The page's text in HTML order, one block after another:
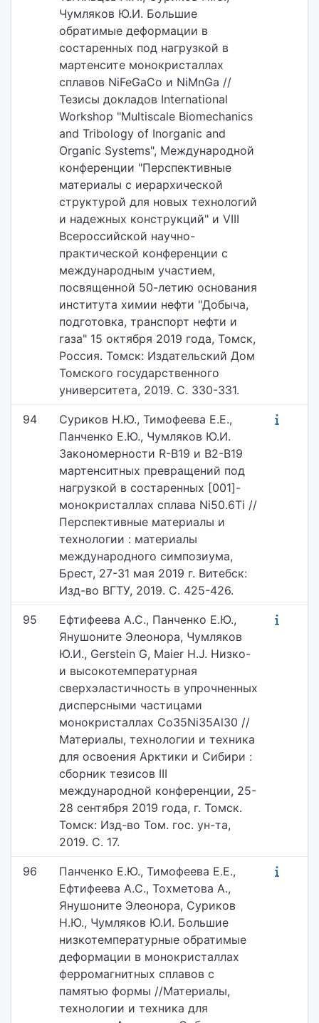
Чумляков Ю.И. Большие
обратимые деформации в
состаренных под нагрузкой в
мартенсите монокристаллах
сплавов NiFeGaCo и NiMnGa //
Тезисы докладов International
Workshop "Multiscale Biomechanics
and Tribology of Inorganic and
Organic Systems", Международной
конференции "Перспективные
материалы с иерархической
структурой для новых технологий
и надежных конструкций" и VIII
Всероссийской научно-
практической конференции с
международным участием,
посвященной 50-летию основания
института химии нефти "Добыча,
подготовка, транспорт нефти и
газа" 15 октября 2019 года, Томск,
Россия. Томск: Издательский Дом
Томского государственного
университета, 2019. С. 330-331.
94
Суриков Н.Ю., Тимофеева Е.Е.,
Панченко Е.Ю., Чумляков Ю.И.
Закономерности R-B19 и B2-B19
мартенситных превращений под
нагрузкой в состаренных [001]-
монокристаллах сплава Ni50.6Ti //
Перспективные материалы и
технологии : материалы
международного симпозиума,
Брест, 27-31 мая 2019 г. Витебск:
Изд-во ВГТУ, 2019. С. 425-426.
95
Ефтифеева А.С., Панченко Е.Ю.,
Янушоните Элеонора, Чумляков
Ю.И., Gerstein G, Maier H.J. Низко-
и высокотемпературная
сверхэластичность в упрочненных
дисперсными частицами
монокристаллах Co35Ni35Al30 //
Материалы, технологии и техника
для освоения Арктики и Сибири :
cборник тезисов III
международной конференции, 25-
28 сентября 2019 года, г. Томск.
Томск: Изд-во Том. гос. ун-та,
2019. С. 17.
96
Панченко Е.Ю., Тимофеева Е.Е.,
Ефтифеева А.С., Тохметова А.,
Янушоните Элеонора, Суриков
Н.Ю., Чумляков Ю.И. Большие
низкотемпературные обратимые
деформации в монокристаллах
ферромагнитных сплавов с
памятью формы //Материалы,
технологии и техника для